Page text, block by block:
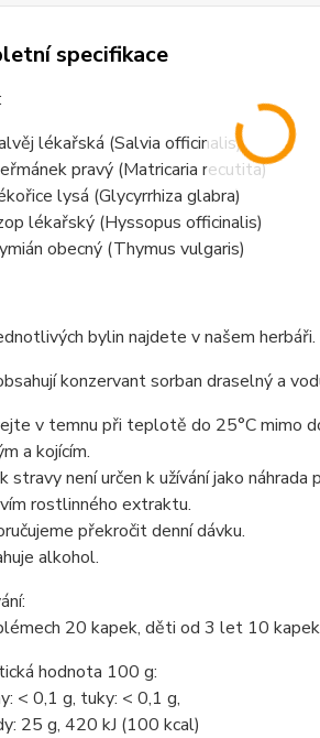
specifikace
lékařská (Salvia officinalis)
pravý (Matricaria recutita)
lysá (Glycyrrhiza glabra)
lékařský (Hyssopus officinalis)
obecný (Thymus vulgaris)
bylin najdete v našem herbáři.
konzervant sorban draselný a
v temnu při teplotě do 25°C mimo
a kojícím.
stravy není určen k užívání jako
rostlinného extraktu.
překročit denní dávku.
alkohol.
20 kapek, děti od 3 let 10
hodnota 100 g:
< 0,1 g, tuky: < 0,1 g,
25 g, 420 kJ (100 kcal)